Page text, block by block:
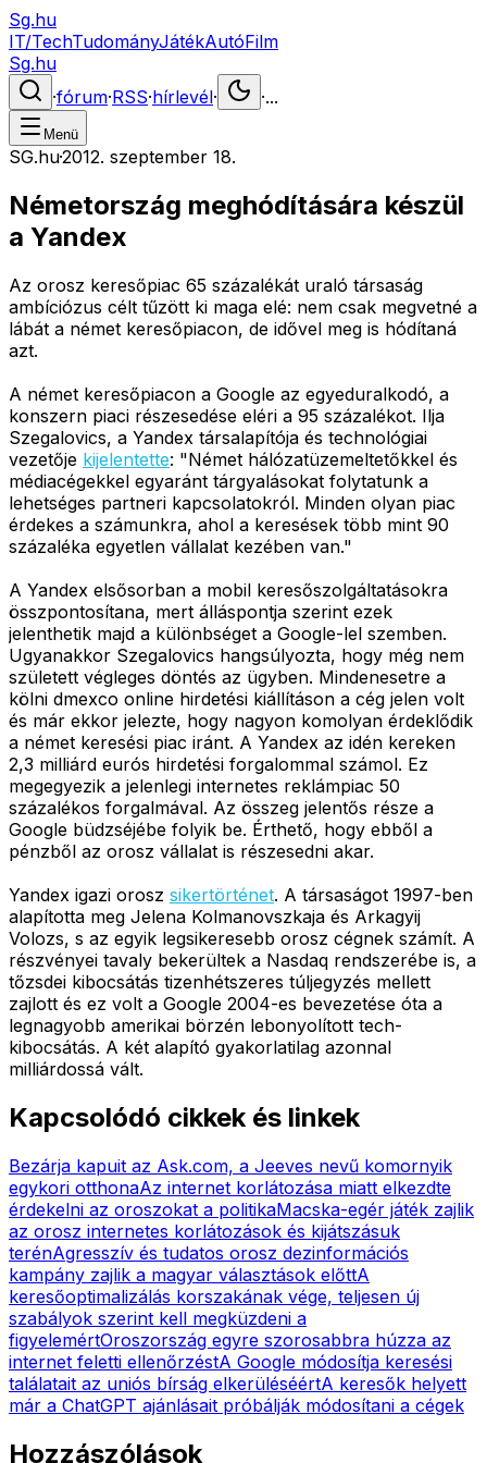
Sg.hu
IT/TechTudományJátékAutóFilm
Sg.hu
·fórum·RSS·hírlevél· ·...
Menü
SG.hu·2012. szeptember 18.
Németország meghódítására készül
a Yandex
Az orosz keresőpiac 65 százalékát uraló társaság
ambíciózus célt tűzött ki maga elé: nem csak megvetné a
lábát a német keresőpiacon, de idővel meg is hódítaná
azt.
A német keresőpiacon a Google az egyeduralkodó, a
konszern piaci részesedése eléri a 95 százalékot. Ilja
Szegalovics, a Yandex társalapítója és technológiai
vezetője kijelentette: "Német hálózatüzemeltetőkkel és
médiacégekkel egyaránt tárgyalásokat folytatunk a
lehetséges partneri kapcsolatokról. Minden olyan piac
érdekes a számunkra, ahol a keresések több mint 90
százaléka egyetlen vállalat kezében van."
A Yandex elsősorban a mobil keresőszolgáltatásokra
összpontosítana, mert álláspontja szerint ezek
jelenthetik majd a különbséget a Google-lel szemben.
Ugyanakkor Szegalovics hangsúlyozta, hogy még nem
született végleges döntés az ügyben. Mindenesetre a
kölni dmexco online hirdetési kiállításon a cég jelen volt
és már ekkor jelezte, hogy nagyon komolyan érdeklődik
a német keresési piac iránt. A Yandex az idén kereken
2,3 milliárd eurós hirdetési forgalommal számol. Ez
megegyezik a jelenlegi internetes reklámpiac 50
százalékos forgalmával. Az összeg jelentős része a
Google büdzséjébe folyik be. Érthető, hogy ebből a
pénzből az orosz vállalat is részesedni akar.
Yandex igazi orosz sikertörténet. A társaságot 1997-ben
alapította meg Jelena Kolmanovszkaja és Arkagyij
Volozs, s az egyik legsikeresebb orosz cégnek számít. A
részvényei tavaly bekerültek a Nasdaq rendszerébe is, a
tőzsdei kibocsátás tizenhétszeres túljegyzés mellett
zajlott és ez volt a Google 2004-es bevezetése óta a
legnagyobb amerikai börzén lebonyolított tech-
kibocsátás. A két alapító gyakorlatilag azonnal
milliárdossá vált.
Kapcsolódó cikkek és linkek
Bezárja kapuit az Ask.com, a Jeeves nevű komornyik
egykori otthonaAz internet korlátozása miatt elkezdte
érdekelni az oroszokat a politikaMacska-egér játék zajlik
az orosz internetes korlátozások és kijátszásuk
terénAgresszív és tudatos orosz dezinformációs
kampány zajlik a magyar választások előttA
keresőoptimalizálás korszakának vége, teljesen új
szabályok szerint kell megküzdeni a
figyelemértOroszország egyre szorosabbra húzza az
internet feletti ellenőrzéstA Google módosítja keresési
találatait az uniós bírság elkerüléséértA keresők helyett
már a ChatGPT ajánlásait próbálják módosítani a cégek
Hozzászólások